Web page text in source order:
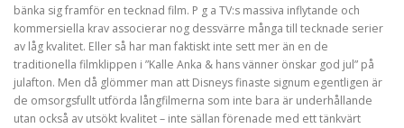
bänka sig framför en tecknad film. P g a TV:s massiva inflytande och
kommersiella krav associerar nog dessvärre många till tecknade serier
av låg kvalitet. Eller så har man faktiskt inte sett mer än en de
traditionella filmklippen i ”Kalle Anka & hans vänner önskar god jul” på
julafton. Men då glömmer man att Disneys finaste signum egentligen är
de omsorgsfullt utförda långfilmerna som inte bara är underhållande
utan också av utsökt kvalitet – inte sällan förenade med ett tänkvärt